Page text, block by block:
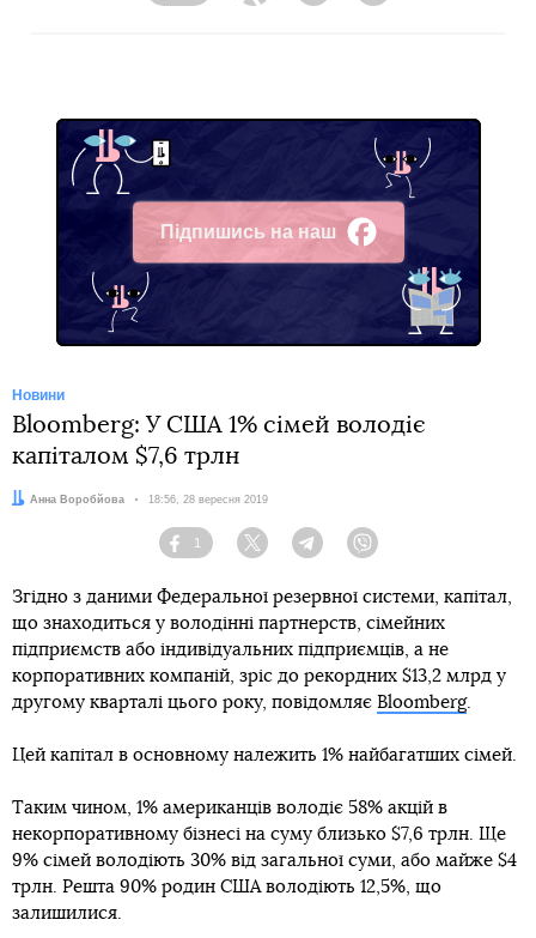
Підпишись на наш
Facebook
Новини
Bloomberg: У США 1% сімей володіє
капіталом $7,6 трлн
Автор:
Анна Воробйова Дата:
18:56, 28 вересня 2019
Facebook
1
Twitter TelegramViber
Згідно з даними Федеральної резервної системи, капітал,
що знаходиться у володінні партнерств, сімейних
підприємств або індивідуальних підприємців, а не
корпоративних компаній, зріс до рекордних $13,2 млрд у
другому кварталі цього року, повідомляє Bloomberg.
Цей капітал в основному належить 1% найбагатших сімей.
Таким чином, 1% американців володіє 58% акцій в
некорпоративному бізнесі на суму близько $7,6 трлн. Ще
9% сімей володіють 30% від загальної суми, або майже $4
трлн. Решта 90% родин США володіють 12,5%, що
залишилися.